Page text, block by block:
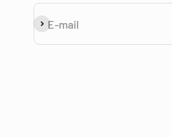
E-mail
Assinar